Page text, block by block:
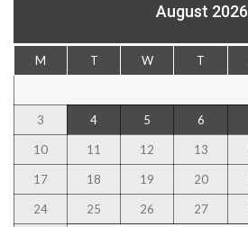
August 2026
M T W T
3 4 5 6
10 11 12 13
17 18 19 20
24 25 26 27